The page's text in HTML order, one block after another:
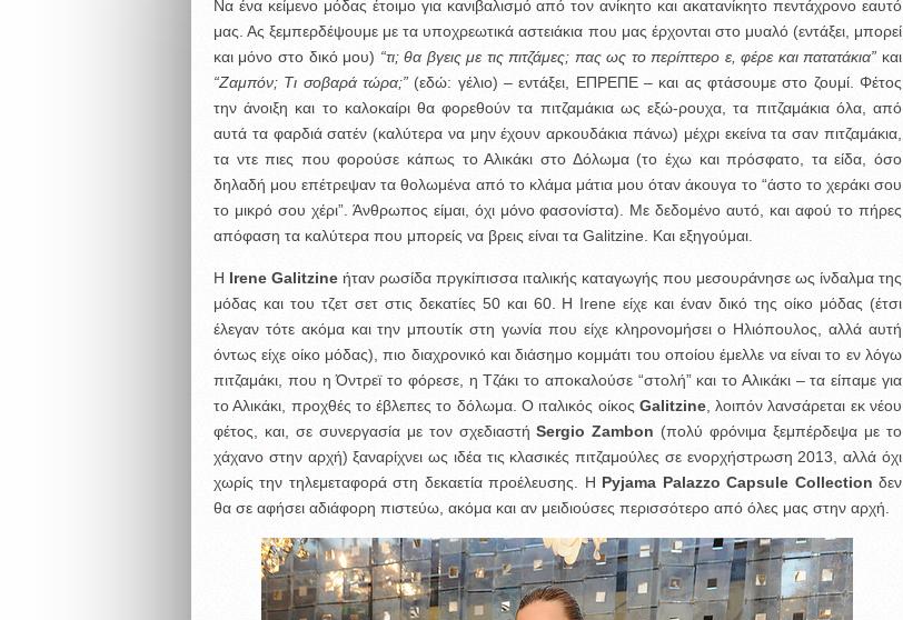
Να ένα κείμενο μόδας έτοιμο για κανιβαλισμό από τον ανίκητο και ακατανίκητο πεντάχρονο εαυτό
μας. Ας ξεμπερδέψουμε με τα υποχρεωτικά αστειάκια που μας έρχονται στο μυαλό (εντάξει, μπορεί
και μόνο στο δικό μου) “τι; θα βγεις με τις πιτζάμες; πας ως το περίπτερο ε, φέρε και πατατάκια” και
“Ζαμπόν; Τι σοβαρά τώρα;”(εδώ: γέλιο) – εντάξει, ΕΠΡΕΠΕ – και ας φτάσουμε στο ζουμί. Φέτος
την άνοιξη και το καλοκαίρι θα φορεθούν τα πιτζαμάκια ως εξώ-ρουχα, τα πιτζαμάκια όλα, από
αυτά τα φαρδιά σατέν (καλύτερα να μην έχουν αρκουδάκια πάνω) μέχρι εκείνα τα σαν πιτζαμάκια,
τα ντε πιες που φορούσε κάπως το Αλικάκι στο Δόλωμα (το έχω και πρόσφατο, τα είδα, όσο
δηλαδή μου επέτρεψαν τα θολωμένα από το κλάμα μάτια μου όταν άκουγα το “άστο το χεράκι σου
το μικρό σου χέρι”. Άνθρωπος είμαι, όχι μόνο φασονίστα). Με δεδομένο αυτό, και αφού το πήρες
απόφαση τα καλύτερα που μπορείς να βρεις είναι τα Galitzine. Και εξηγούμαι.
Η Irene Galitzine ήταν ρωσίδα πργκίπισσα ιταλικής καταγωγής που μεσουράνησε ως ίνδαλμα της
μόδας και του τζετ σετ στις δεκατίες 50 και 60. Η Irene είχε και έναν δικό της οίκο μόδας (έτσι
έλεγαν τότε ακόμα και την μπουτίκ στη γωνία που είχε κληρονομήσει ο Ηλιόπουλος, αλλά αυτή
όντως είχε οίκο μόδας), πιο διαχρονικό και διάσημο κομμάτι του οποίου έμελλε να είναι το εν λόγω
πιτζαμάκι, που η Όντρεϊ το φόρεσε, η Τζάκι το αποκαλούσε “στολή” και το Αλικάκι – τα είπαμε για
το Αλικάκι, προχθές το έβλεπες το δόλωμα. Ο ιταλικός οίκος Galitzine, λοιπόν λανσάρεται εκ νέου
φέτος, και, σε συνεργασία με τον σχεδιαστήSergio Zambon (πολύ φρόνιμα ξεμπέρδεψα με το
χάχανο στην αρχή) ξαναρίχνει ως ιδέα τις κλασικές πιτζαμούλες σε ενορχήστρωση 2013, αλλά όχι
χωρίς την τηλεμεταφορά στη δεκαετία προέλευσης. H Pyjama Palazzo Capsule Collection δεν
θα σε αφήσει αδιάφορη πιστεύω, ακόμα και αν μειδιούσες περισσότερο από όλες μας στην αρχή.